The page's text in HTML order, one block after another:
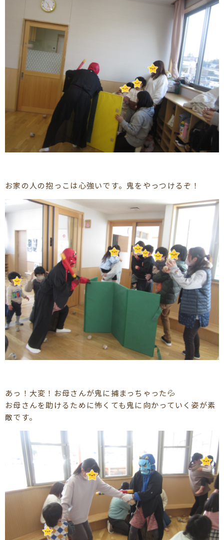
お家の人の抱っこは心強いです。鬼をやっつけるぞ！
あっ！大変！お母さんが鬼に捕まっちゃった💦
お母さんを助けるために怖くても鬼に向かっていく姿が素
敵です。